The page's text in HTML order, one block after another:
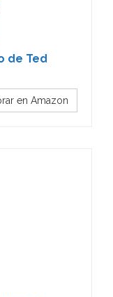
de Ted
en Amazon